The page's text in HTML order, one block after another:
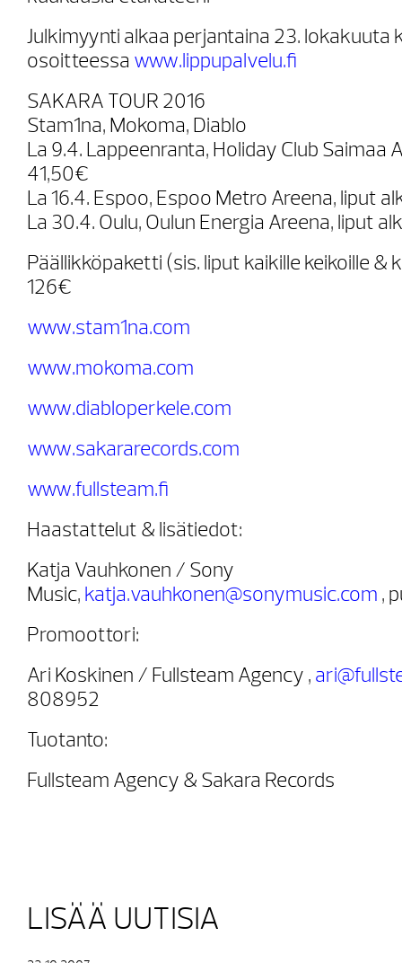
Julkimyynti alkaa perjantaina 23. lokakuuta
osoitteessa www.lippupalvelu.fi
SAKARA TOUR 2016
Stam1na, Mokoma, Diablo
La 9.4. Lappeenranta, Holiday Club Saimaa
41,50€
La 16.4. Espoo, Espoo Metro Areena, liput
La 30.4. Oulu, Oulun Energia Areena, liput
Päällikköpaketti (sis. liput kaikille keikoille &
126€
www.stam1na.com
www.mokoma.com
www.diabloperkele.com
www.sakararecords.com
www.fullsteam.fi
Haastattelut & lisätiedot:
Katja Vauhkonen / Sony
Music, katja.vauhkonen@sonymusic.com ,
Promoottori:
Ari Koskinen / Fullsteam Agency ,
808952
Tuotanto:
Fullsteam Agency & Sakara Records
LISÄÄ UUTISIA